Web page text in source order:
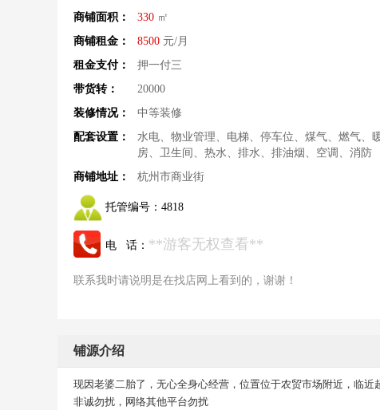
商铺面积：
330 ㎡
商铺租金：
8500 元/月
租金支付：
押一付三
带货转：
20000
装修情况：
中等装修
配套设置：
水电、物业管理、电梯、停车位、煤气、燃气、
房、卫生间、热水、排水、排油烟、空调、消防
商铺地址：
杭州市商业街
托管编号： 4818
电 话： **游客无权查看**
联系我时请说明是在找店网上看到的，谢谢！
铺源介绍
现因老婆二胎了，无心全身心经营，位置位于农贸市场附近，临
非诚勿扰，网络其他平台勿扰